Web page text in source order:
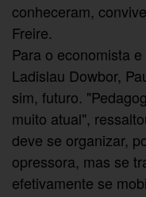
conheceram,
Freire.
Para o economista
Ladislau Dowbor,
sim, futuro.
muito atual",
deve se organizar,
opressora, mas se
efetivamente se